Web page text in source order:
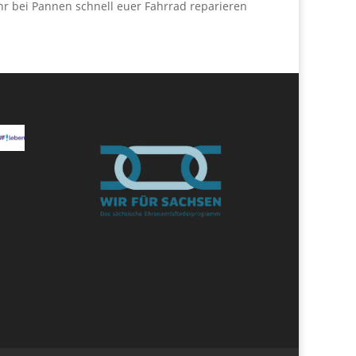
bei Pannen schnell euer Fahrrad reparieren